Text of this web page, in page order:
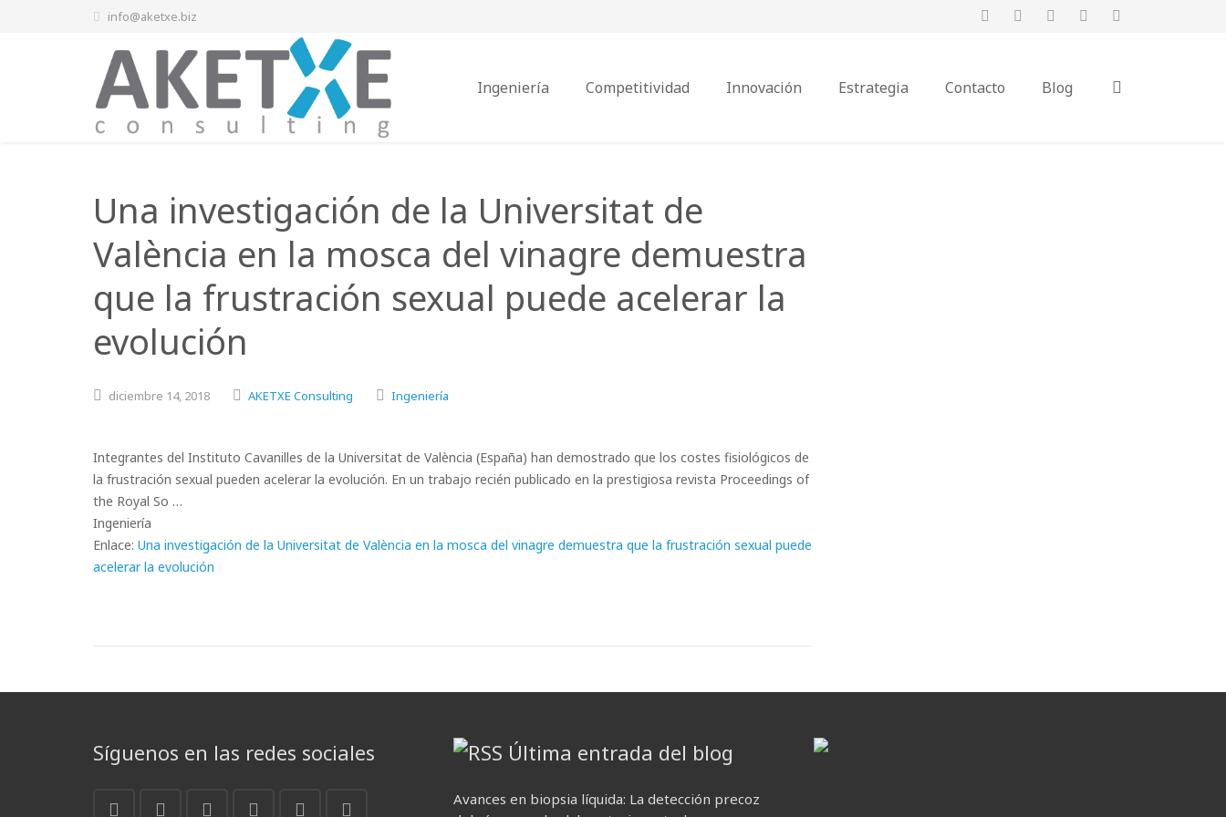
info@aketxe.biz
Ingeniería Competitividad Innovación Estrategia Contacto Blog
Una investigación de la Universitat de
València en la mosca del vinagre demuestra
que la frustración sexual puede acelerar la
evolución
diciembre 14, 2018 AKETXE Consulting Ingeniería
Integrantes del Instituto Cavanilles de la Universitat de València (España) han demostrado que los costes fisiológicos de
la frustración sexual pueden acelerar la evolución. En un trabajo recién publicado en la prestigiosa revista Proceedings of
the Royal So …
Ingeniería
Enlace: Una investigación de la Universitat de València en la mosca del vinagre demuestra que la frustración sexual puede
acelerar la evolución
Síguenos en las redes sociales Última entrada del blog
Avances en biopsia líquida: La detección precoz